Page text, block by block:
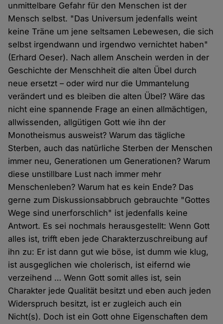
unmittelbare Gefahr für den Menschen ist der
Mensch selbst. "Das Universum jedenfalls weint
keine Träne um jene seltsamen Lebewesen, die sich
selbst irgendwann und irgendwo vernichtet haben"
(Erhard Oeser). Nach allem Anschein werden in der
Geschichte der Menschheit die alten Übel durch
neue ersetzt – oder wird nur die Ummantelung
verändert und es bleiben die alten Übel? Wäre das
nicht eine spannende Frage an einen allmächtigen,
allwissenden, allgütigen Gott wie ihn der
Monotheismus ausweist? Warum das tägliche
Sterben, auch das natürliche Sterben der Menschen
immer neu, Generationen um Generationen? Warum
diese unstillbare Lust nach immer mehr
Menschenleben? Warum hat es kein Ende? Das
gerne zum Diskussionsabbruch gebrauchte "Gottes
Wege sind unerforschlich" ist jedenfalls keine
Antwort. Es sei nochmals herausgestellt: Wenn Gott
alles ist, trifft eben jede Charakterzuschreibung auf
ihn zu: Er ist dann gut wie böse, ist dumm wie klug,
ist ausgeglichen wie cholerisch, ist eifernd wie
verzeihend … Wenn Gott somit alles ist, sein
Charakter jede Qualität besitzt und eben auch jeden
Widerspruch besitzt, ist er zugleich auch ein
Nicht(s). Doch ist ein Gott ohne Eigenschaften dem